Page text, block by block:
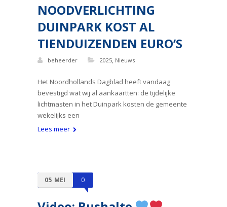
NOODVERLICHTING
DUINPARK KOST AL
TIENDUIZENDEN EURO’S
beheerder 2025, Nieuws
Het Noordhollands Dagblad heeft vandaag
bevestigd wat wij al aankaartten: de tijdelijke
lichtmasten in het Duinpark kosten de gemeente
wekelijks een
Lees meer
05 MEI 0